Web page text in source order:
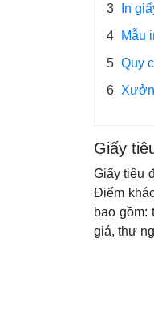
3
In
4
Mẫu
5 Quy
6
Giấy
Giấy tiêu
Điểm
bao gồm:
giá, thư